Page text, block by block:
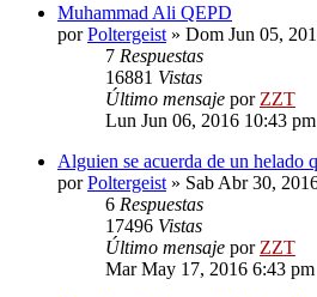
Muhammad Ali QEPD
porPoltergeist » Dom Jun 05,
7 Respuestas
16881 Vistas
Último mensaje por ZZT
Lun Jun 06, 2016 10:43 pm
Alguien se acuerda de un helado
porPoltergeist » Sab Abr 30,
6 Respuestas
17496 Vistas
Último mensaje por ZZT
Mar May 17, 2016 6:43 pm